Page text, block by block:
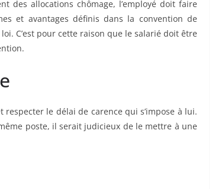
des allocations chômage, l’employé doit faire
et avantages définis dans la convention de
C’est pour cette raison que le salarié doit être
le délai de carence qui s’impose à lui.
poste, il serait judicieux de le mettre à une